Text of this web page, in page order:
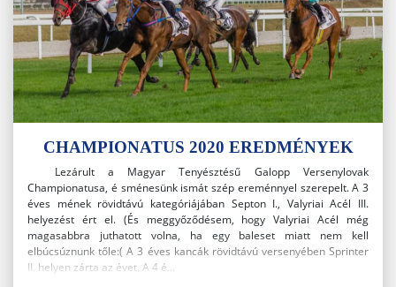
CHAMPIONATUS 2020 EREDMÉNYEK
Lezárult a Magyar Tenyésztésű Galopp Versenylovak
Championatusa, é sménesünk ismát szép ereménnyel szerepelt. A 3
éves mének rövidtávú kategóriájában Septon I., Valyriai Acél III.
helyezést ért el. (És meggyőződésem, hogy Valyriai Acél még
magasabbra juthatott volna, ha egy baleset miatt nem kell
elbúcsúznunk tőle:( A 3 éves kancák rövidtávú versenyében Sprinter
II. helyen zárta az évet. A 4 é...